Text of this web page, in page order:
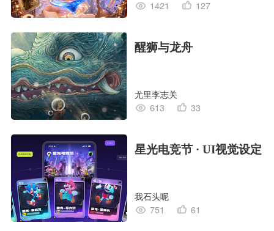
1421
127
醒狮与龙舟
尤里李志关
613
33
星光电竞节 · UI视觉设定
我石头呢
751
61